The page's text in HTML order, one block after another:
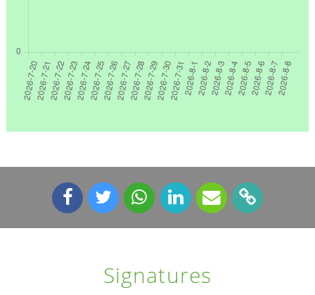
Signatures